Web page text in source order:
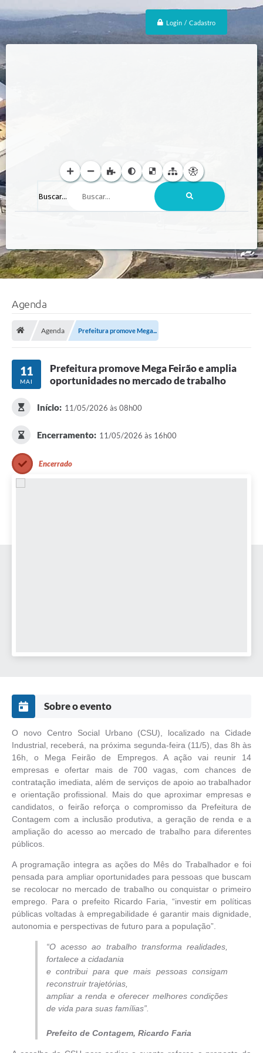
Login / Cadastro
Buscar...
Agenda
Agenda Prefeitura promove Mega...
11
MAI
Prefeitura promove Mega Feirão e amplia
oportunidades no mercado de trabalho
Início: 11/05/2026 às 08h00
Encerramento: 11/05/2026 às 16h00
Encerrado
Sobre o evento
O novo Centro Social Urbano (CSU), localizado na Cidade
Industrial, receberá, na próxima segunda-feira (11/5), das 8h às
16h, o Mega Feirão de Empregos. A ação vai reunir 14
empresas e ofertar mais de 700 vagas, com chances de
contratação imediata, além de serviços de apoio ao trabalhador
e orientação profissional. Mais do que aproximar empresas e
candidatos, o feirão reforça o compromisso da Prefeitura de
Contagem com a inclusão produtiva, a geração de renda e a
ampliação do acesso ao mercado de trabalho para diferentes
públicos.
A programação integra as ações do Mês do Trabalhador e foi
pensada para ampliar oportunidades para pessoas que buscam
se recolocar no mercado de trabalho ou conquistar o primeiro
emprego. Para o prefeito Ricardo Faria, “investir em políticas
públicas voltadas à empregabilidade é garantir mais dignidade,
autonomia e perspectivas de futuro para a população”.
“O acesso ao trabalho transforma realidades,
fortalece a cidadania
e contribui para que mais pessoas consigam
reconstruir trajetórias,
ampliar a renda e oferecer melhores condições
de vida para suas famílias”.
Prefeito de Contagem, Ricardo Faria